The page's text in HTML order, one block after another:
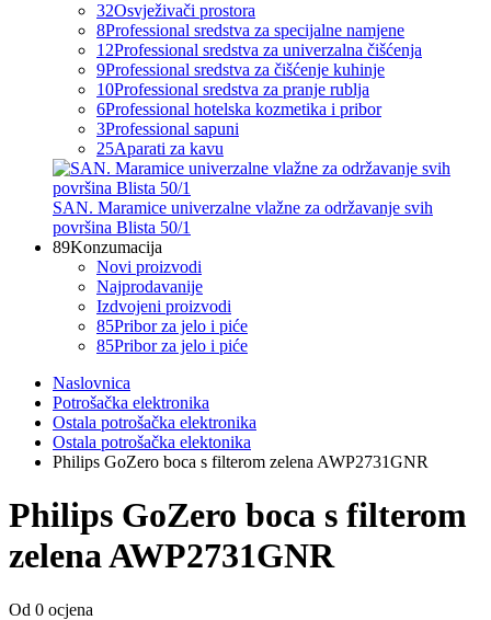
32Osvježivači prostora
8Professional sredstva za specijalne namjene
12Professional sredstva za univerzalna čišćenja
9Professional sredstva za čišćenje kuhinje
10Professional sredstva za pranje rublja
6Professional hotelska kozmetika i pribor
3Professional sapuni
25Aparati za kavu
SAN. Maramice univerzalne vlažne za održavanje svih
površina Blista 50/1
89Konzumacija
Novi proizvodi
Najprodavanije
Izdvojeni proizvodi
85Pribor za jelo i piće
85Pribor za jelo i piće
Naslovnica
Potrošačka elektronika
Ostala potrošačka elektronika
Ostala potrošačka elektonika
Philips GoZero boca s filterom zelena AWP2731GNR
Philips GoZero boca s filterom
zelena AWP2731GNR
Od 0 ocjena